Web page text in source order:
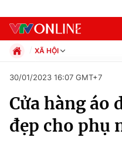
Chuyên mục
Chính trị
XÃ HỘI
Xã hội
Pháp luật
Thể thao
30/01/2023 16:07 GMT+7
Cửa hàng áo
đẹp cho phụ